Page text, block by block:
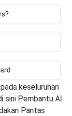
keseluruhan
sini Pembantu AI
Pantas